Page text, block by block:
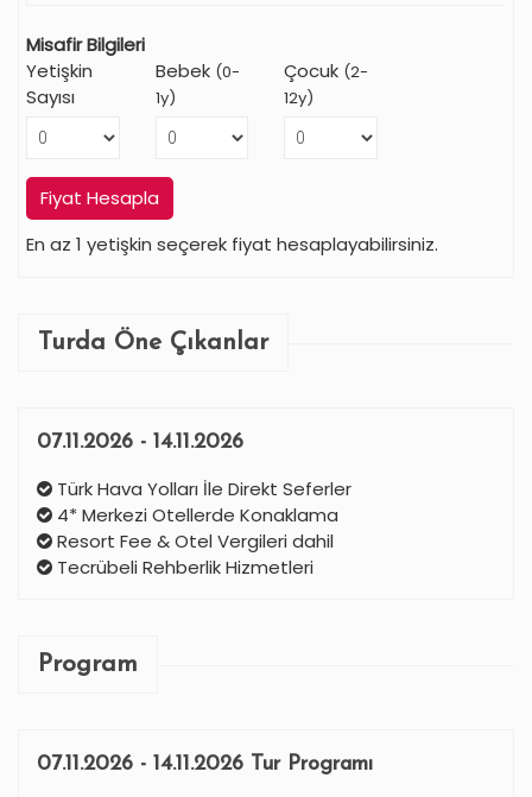
Misafir Bilgileri
Yetişkin
Sayısı
Bebek (0-
1y)
Çocuk (2-
12y)
Fiyat Hesapla
En az 1 yetişkin seçerek fiyat hesaplayabilirsiniz.
Turda Öne Çıkanlar
07.11.2026 - 14.11.2026
Türk Hava Yolları İle Direkt Seferler
4* Merkezi Otellerde Konaklama
Resort Fee & Otel Vergileri dahil
Tecrübeli Rehberlik Hizmetleri
Program
07.11.2026 - 14.11.2026 Tur Programı